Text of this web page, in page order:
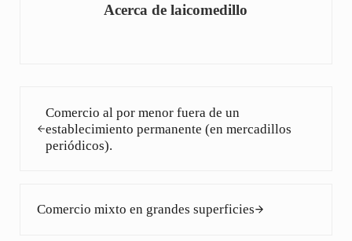
Acerca delaicomedillo
Comercio al por menor fuera de un
establecimiento permanente (en mercadillos
periódicos).
Comercio mixto en grandes superficies